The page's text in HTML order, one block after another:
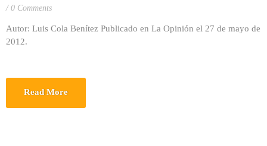
0 Comments
Autor: Luis Cola Benítez Publicado en La Opinión el 27 de mayo de
2012.
Read More